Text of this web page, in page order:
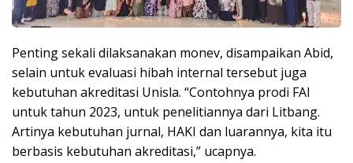
Penting sekali dilaksanakan monev, disampaikan Abid,
selain untuk evaluasi hibah internal tersebut juga
kebutuhan akreditasi Unisla. “Contohnya prodi FAI
untuk tahun 2023, untuk penelitiannya dari Litbang.
Artinya kebutuhan jurnal, HAKI dan luarannya, kita itu
berbasis kebutuhan akreditasi,” ucapnya.